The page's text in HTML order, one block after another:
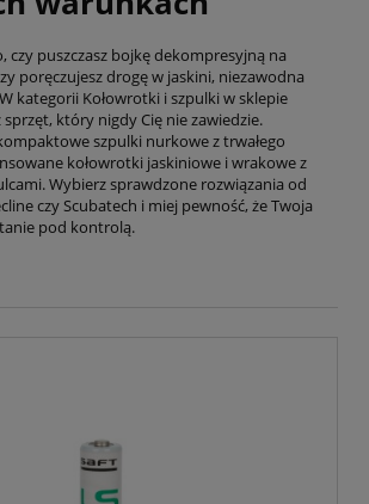
czy puszczasz bojkę dekompresyjną na
poręczujesz drogę w jaskini, niezawodna
kategorii Kołowrotki i szpulki w sklepie
sprzęt, który nigdy Cię nie zawiedzie.
szpulki nurkowe z trwałego
kołowrotki jaskiniowe i wrakowe z
Wybierz sprawdzone rozwiązania od
czy Scubatech i miej pewność, że Twoja
pod kontrolą.